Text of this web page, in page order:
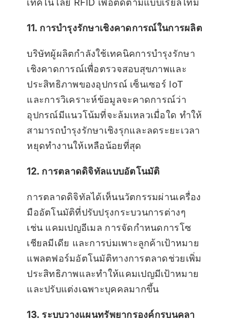
เทคโนโลยี RFID เพื่อติดตามแบบเรียลไทม์
11. การบำรุงรักษาเชิงคาดการณ์ในการผลิต
บริษัทผู้ผลิตกำลังใช้เทคนิคการบำรุงรักษา
เชิงคาดการณ์เพื่อตรวจสอบสุขภาพและ
ประสิทธิภาพของอุปกรณ์ เซ็นเซอร์ IoT
และการวิเคราะห์ข้อมูลจะคาดการณ์ว่า
อุปกรณ์มีแนวโน้มที่จะล้มเหลวเมื่อใด ทำให้
สามารถบำรุงรักษาเชิงรุกและลดระยะเวลา
หยุดทำงานให้เหลือน้อยที่สุด
12. การตลาดดิจิทัลแบบอัตโนมัติ
การตลาดดิจิทัลได้เห็นนวัตกรรมผ่านเครื่อง
มืออัตโนมัติที่ปรับปรุงกระบวนการต่างๆ
เช่น แคมเปญอีเมล การจัดกำหนดการโซ
เชียลมีเดีย และการบ่มเพาะลูกค้าเป้าหมาย
แพลตฟอร์มอัตโนมัติทางการตลาดช่วยเพิ่ม
ประสิทธิภาพและทำให้แคมเปญมีเป้าหมาย
และปรับแต่งเฉพาะบุคคลมากขึ้น
13. ระบบวางแผนทรัพยากรองค์กรบนคลา